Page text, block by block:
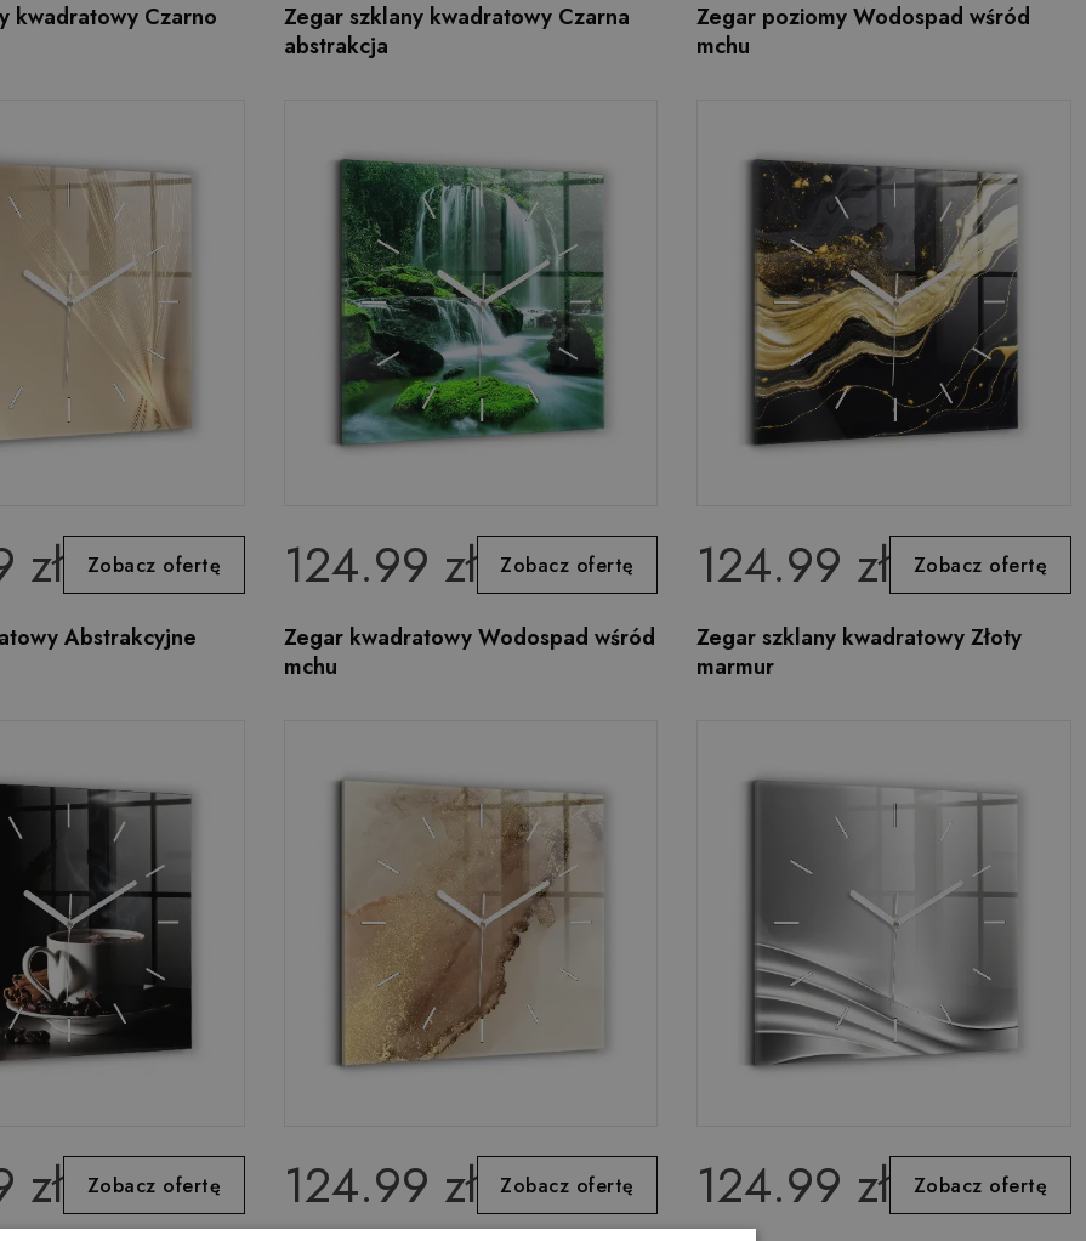
kwadratowy Czarno
Zegar szklany kwadratowy Czarna
abstrakcja
Zegar poziomy Wodospad wśród
mchu
zł Zobacz ofertę
Abstrakcyjne
124.99 zł Zobacz ofertę
Zegar kwadratowy Wodospad wśród
mchu
124.99 zł Zobacz ofertę
Zegar szklany kwadratowy Złoty
marmur
zł Zobacz ofertę 124.99 zł Zobacz ofertę 124.99 zł Zobacz ofertę